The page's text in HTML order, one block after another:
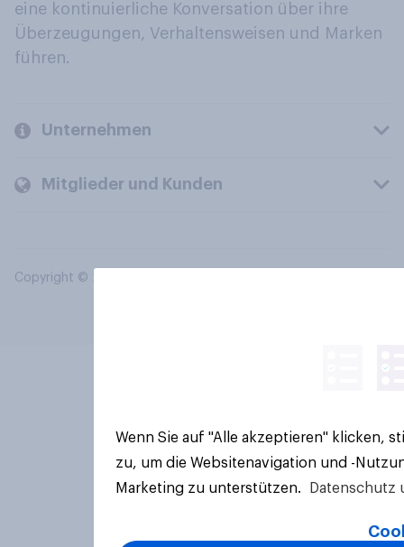
eine kontinuierliche Konversation über ihre
Überzeugungen, Verhaltensweisen und Marken
führen.
Unternehmen
Mitglieder und Kunden
Copyright © 2026 YouGov PLC. Alle Rechte vorbehalten.
Wenn Sie auf "Alle akzeptieren" klicken,
zu, um die Websitenavigation und -
Marketing zu unterstützen.
Datenschutz